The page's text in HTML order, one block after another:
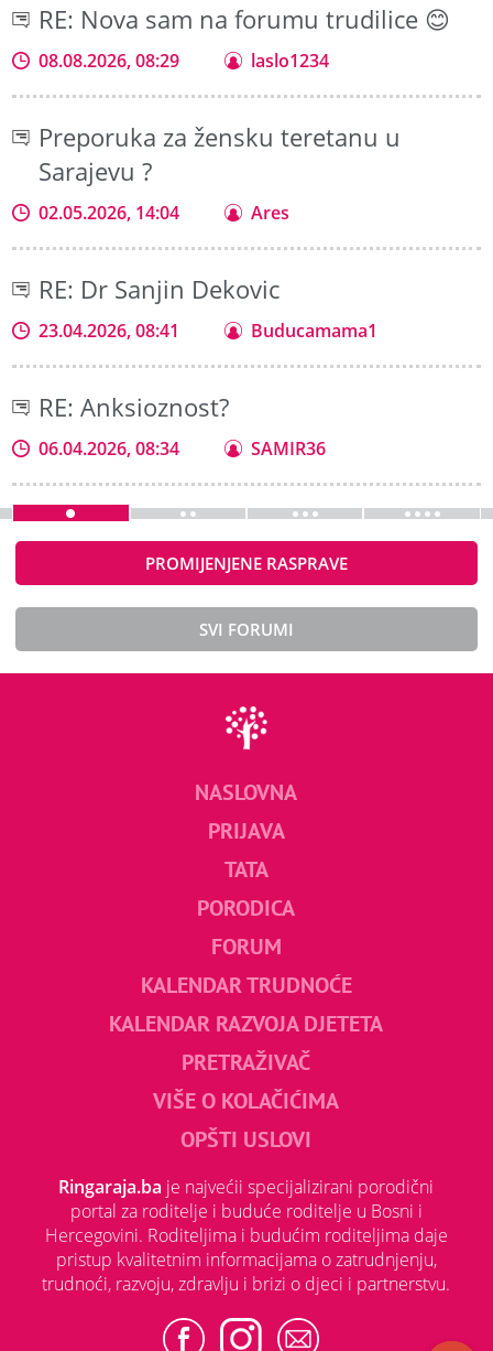
RE: Nova sam na forumu trudilice 😊
08.08.2026, 08:29 laslo1234
Preporuka za žensku teretanu u
Sarajevu ?
02.05.2026, 14:04 Ares
RE: Dr Sanjin Dekovic
23.04.2026, 08:41 Buducamama1
RE: Anksioznost?
06.04.2026, 08:34 SAMIR36
PROMIJENJENE RASPRAVE
SVI FORUMI
NASLOVNA
PRIJAVA
TATA
PORODICA
FORUM
KALENDAR TRUDNOĆE
KALENDAR RAZVOJA DJETETA
PRETRAŽIVAČ
VIŠE O KOLAČIĆIMA
OPŠTI USLOVI
Ringaraja.ba je najvećii specijalizirani porodični
portal za roditelje i buduće roditelje u Bosni i
Hercegovini. Roditeljima i budućim roditeljima daje
pristup kvalitetnim informacijama o zatrudnjenju,
trudnoći, razvoju, zdravlju i brizi o djeci i partnerstvu.